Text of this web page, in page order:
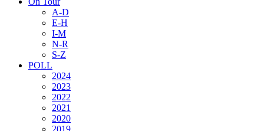
A-D
E-H
I-M
N-R
S-Z
POLL
2024
2023
2022
2021
2020
2019